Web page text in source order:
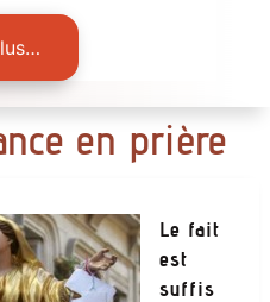
en prière
Le fait
est
suffis